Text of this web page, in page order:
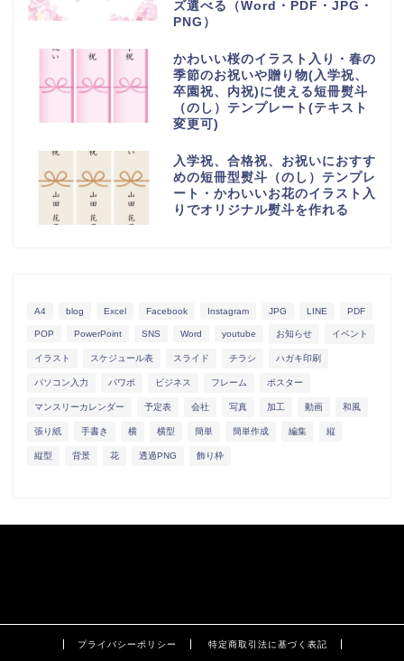
ズ選べる（Word・PDF・JPG・
PNG）
かわいい桜のイラスト入り・春の
季節のお祝いや贈り物(入学祝、
卒園祝、内祝)に使える短冊熨斗
（のし）テンプレート(テキスト
変更可)
入学祝、合格祝、お祝いにおすす
めの短冊型熨斗（のし）テンプレ
ート・かわいいお花のイラスト入
りでオリジナル熨斗を作れる
A4 blog Excel Facebook Instagram JPG LINE PDF
POP PowerPoint SNS Word youtube お知らせ イベント
イラスト スケジュール表 スライド チラシ ハガキ印刷
パソコン入力 パワポ ビジネス フレーム ポスター
マンスリーカレンダー 予定表 会社 写真 加工 動画 和風
張り紙 手書き 横 横型 簡単 簡単作成 編集 縦
縦型 背景 花 透過PNG 飾り枠
プライバシーポリシー 特定商取引法に基づく表記